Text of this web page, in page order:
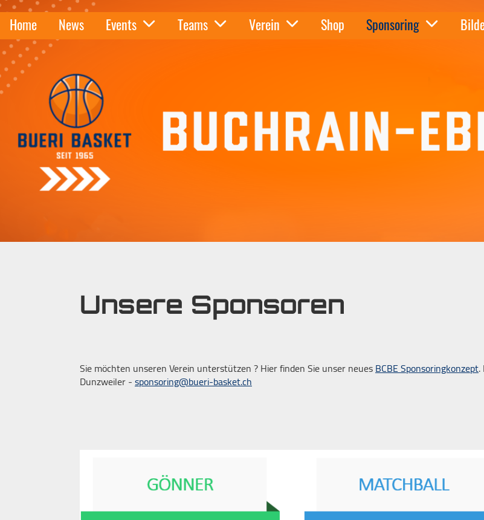
Home News Events Teams Verein Shop Sponsoring
Unsere Sponsoren
Sie möchten unseren Verein unterstützen ? Hier finden Sie unser neuesBCBE Sponsoringkonzept.
Dunzweiler -sponsoring@bueri-basket.ch